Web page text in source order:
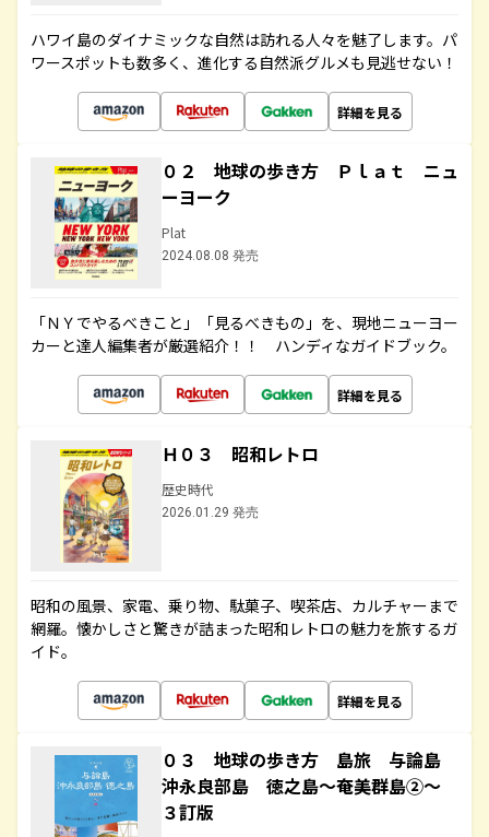
ハワイ島のダイナミックな自然は訪れる人々を魅了します。パ
ワースポットも数多く、進化する自然派グルメも見逃せない！
詳細を見る
０２ 地球の歩き方 Ｐｌａｔ ニュ
ーヨーク
Plat
2024.08.08 発売
「ＮＹでやるべきこと」「見るべきもの」を、現地ニューヨー
カーと達人編集者が厳選紹介！！ ハンディなガイドブック。
詳細を見る
Ｈ０３ 昭和レトロ
歴史時代
2026.01.29 発売
昭和の風景、家電、乗り物、駄菓子、喫茶店、カルチャーまで
網羅。懐かしさと驚きが詰まった昭和レトロの魅力を旅するガ
イド。
詳細を見る
０３ 地球の歩き方 島旅 与論島
沖永良部島 徳之島～奄美群島②～
３訂版